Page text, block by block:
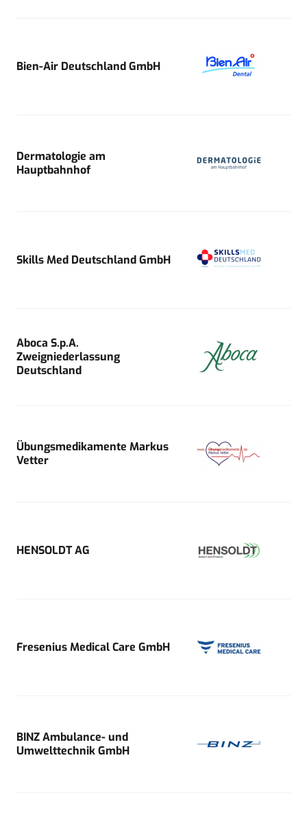
Bien-Air Deutschland GmbH
Dermatologie am
Hauptbahnhof
Skills Med Deutschland GmbH
Aboca S.p.A.
Zweigniederlassung
Deutschland
Übungsmedikamente Markus
Vetter
HENSOLDT AG
Fresenius Medical Care GmbH
BINZ Ambulance- und
Umwelttechnik GmbH